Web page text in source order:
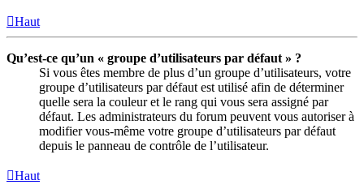
Haut
Qu’est-ce qu’un « groupe d’utilisateurs par défaut » ?
Si vous êtes membre de plus d’un groupe d’utilisateurs, votre
groupe d’utilisateurs par défaut est utilisé afin de déterminer
quelle sera la couleur et le rang qui vous sera assigné par
défaut. Les administrateurs du forum peuvent vous autoriser à
modifier vous-même votre groupe d’utilisateurs par défaut
depuis le panneau de contrôle de l’utilisateur.
Haut